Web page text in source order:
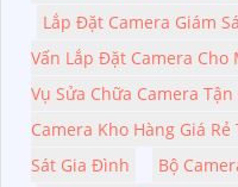
Lắp Đặt Camera Giám
Vấn Lắp Đặt Camera
Vụ Sửa Chữa Camera
Camera Kho Hàng Giá Rẻ
Sát Gia Đình
Bộ